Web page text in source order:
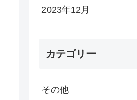
2023年12月
カテゴリー
その他